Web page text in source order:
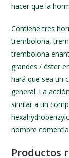
hacer que la
Contiene tres
trembolona,
trembolona
grandes / éster
hará que sea un
general. La
similar a un
nombre
Productos